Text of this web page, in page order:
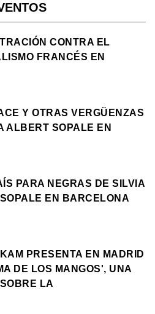
CONTRA EL
FRANCÉS EN
Y OTRAS VERGÜENZAS
ALBERT SOPALE EN
PARA NEGRAS DE SILVIA
EN BARCELONA
PRESENTA EN MADRID
DE LOS MANGOS', UNA
LA